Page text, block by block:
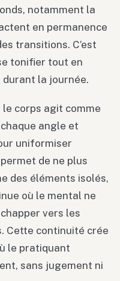
notamment la
en permanence
transitions. C’est
tonifier tout en
la journée.
corps agit comme
angle et
uniformiser
de ne plus
des éléments isolés,
où le mental ne
vers les
Cette continuité crée
le pratiquant
sans jugement ni